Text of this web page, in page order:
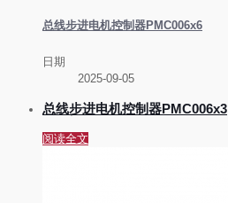
总线步进电机控制器PMC006x6
日期
2025-09-05
总线步进电机控制器PMC006x3
阅读全文